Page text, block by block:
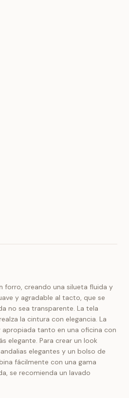
forro, creando una silueta fluida y
y agradable al tacto, que se
no sea transparente. La tela
la cintura con elegancia. La
tanto en una oficina con
elegante. Para crear un look
elegantes y un bolso de
fácilmente con una gama
se recomienda un lavado